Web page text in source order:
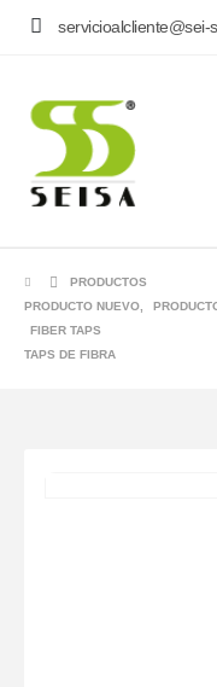
servicioalcliente@sei-
PRODUCTOS
PRODUCTO NUEVO
FIBER TAPS
TAPS DE FIBRA